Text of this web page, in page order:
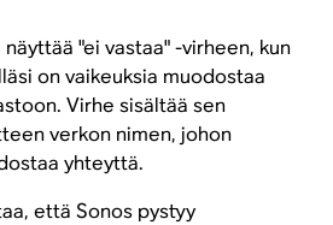
"ei vastaa" -virheen, kun
on vaikeuksia muodostaa
Virhe sisältää sen
verkon nimen, johon
yhteyttä.
että Sonos pystyy